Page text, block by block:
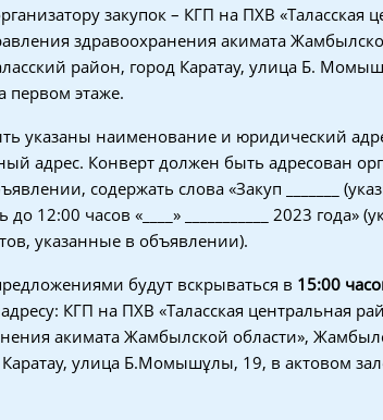
закупок – КГП на ПХВ «Таласская
здравоохранения акимата
район, город Каратау, улица Б.
первом этаже.
указаны наименование и юридический
адрес. Конверт должен быть адресован
содержать слова «Закуп _______
12:00 часов «____» ___________ 2023 года»
указанные в объявлении).
будут вскрываться в 1 5:00
КГП на ПХВ «Таласская центральная
акимата Жамбылской области»,
улица Б.Момышұлы, 19, в актовом